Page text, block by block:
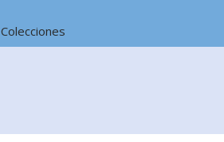
Colecciones